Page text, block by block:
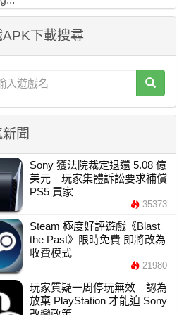
下載搜尋
聞
Sony 獲法院裁定退還 5.08 億
美元 玩家集體訴訟要求補償
PS5 買家
35373
Steam 極度好評遊戲《Blast
the Past》限時免費 即將改為
收費模式
21980
玩家質疑一周停玩無效 認為
放棄 PlayStation 才能迫 Sony